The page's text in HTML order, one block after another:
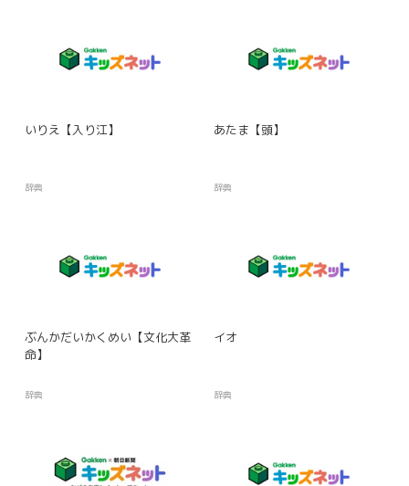
いりえ【入り江】
辞典
あたま【頭】
辞典
ぶんかだいかくめい【文化大革
命】
辞典
イオ
辞典